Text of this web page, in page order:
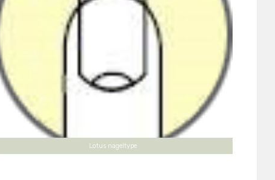
Lotus nageltype